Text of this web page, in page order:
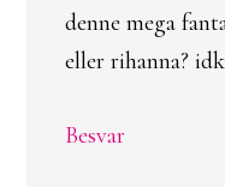
denne mega
eller rihanna?
Besvar